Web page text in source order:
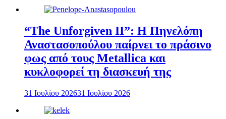
“The Unforgiven II”: Η Πηνελόπη
Αναστασοπούλου παίρνει το πράσινο
φως από τους Metallica και
κυκλοφορεί τη διασκευή της
31 Ιουλίου 202631 Ιουλίου 2026